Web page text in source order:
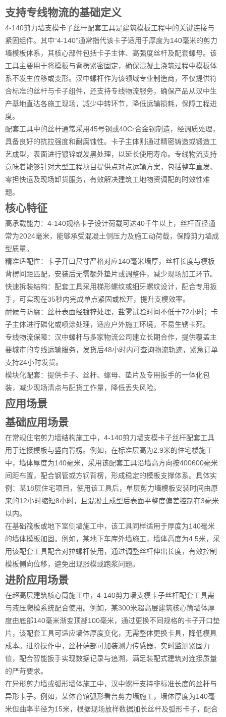
支持专线物流的基础定义
4-140剪力墙支模卡子丝杆配套工具是建筑模板工程中的关键连接与
紧固组件。其中“4-140”通常指代该卡子适用于厚度为140毫米的剪力
墙模板体系，其核心部件包括卡子主体、高强度丝杆及配套螺母。该
工具主要用于将模板与背楞紧密固定，确保混凝土浇筑过程中模板体
系不发生位移或变形。汉中螺杆作为该领域专业制造商，不仅提供符
合标准的丝杆与卡子组件，还支持专线物流服务，确保产品从汉中生
产基地直达各施工现场，减少中转环节，降低运输损耗，保障工程进
度。
配套工具中的丝杆通常采用45号钢或40Cr合金钢制造，经调质处理，
具备良好的抗拉强度和耐腐蚀性。卡子主体则通过精密铸造或锻造工
艺成型，表面进行镀锌或发黑处理，以延长使用寿命。专线物流支持
意味着能够针对大型工程项目提供点对点运输方案，包括整车直发、
零担快运及现场卸货服务，有效解决建筑工地物资调配的时效性难
题。
核心特征
高承载能力：4-140规格卡子设计荷载可达40千牛以上，丝杆直径通
常为2024毫米，能够承受混凝土侧压力及施工动荷载，保障剪力墙成
型质量。
精准适配性：卡子开口尺寸严格对应140毫米墙厚，丝杆长度与模板
背楞间距匹配，安装后无需额外垫片或调整件，减少现场加工环节。
快速拆装结构：配套工具采用梯形螺纹或细牙螺纹设计，配合专用扳
手，可实现在35秒内完成单点紧固或松开，提升支模效率。
耐候与防腐：丝杆表面经镀锌处理，盐雾试验时间不低于72小时；卡
子主体进行磷化或喷涂处理，适应户外施工环境，不易生锈卡死。
专线物流保障：汉中螺杆与多家物流公司建立长期合作，提供覆盖主
要城市的专线运输服务，发货后48小时内可查询物流轨迹，紧急订单
支持24小时发货。
模块化配套：提供卡子、丝杆、螺母、垫片及专用扳手的一体化包
装，减少现场清点与配货工作量，降低丢失风险。
应用场景
基础应用场景
在常规住宅剪力墙结构施工中，4-140剪力墙支模卡子丝杆配套工具
用于连接模板与竖向背楞。例如，在标准层高为2.9米的住宅楼施工
中，墙体厚度为140毫米，采用该配套工具沿墙高方向按400600毫米
间距布置，配合钢管或方钢背楞，形成稳定的模板支撑体系。具体实
例：某18层住宅项目，使用该工具后，单层剪力墙模板安装时间由原
来的12小时缩短8小时，且混凝土成型后表面平整度偏差控制在3毫米
以内。
在基础筏板或地下室侧墙施工中，该工具同样适用于厚度为140毫米
的墙体模板加固。例如，某地下车库外墙施工，墙体高度为4.5米，采
用该配套工具配合对拉螺杆使用，通过调整丝杆伸出长度，有效控制
模板侧向位移，避免出现涨模或跑浆问题。
进阶应用场景
在超高层建筑核心筒施工中，4-140剪力墙支模卡子丝杆配套工具需
与液压爬模系统配合使用。例如，某300米超高层建筑核心筒墙体厚
度由底部140毫米渐变顶部100毫米，通过更换不同规格的卡子开口垫
片，该配套工具可适应墙体厚度变化，无需整体更换卡具，降低模具
成本。进阶操作中，丝杆端部可加装测力传感器，实时监测紧固力
值，配合智能扳手实现数据记录与追溯，满足装配式建筑对连接质量
的严苛要求。
在异形剪力墙或弧形墙体施工中，汉中螺杆支持非标准长度的丝杆与
异形卡子。例如，某体育馆弧形看台剪力墙施工，墙体厚度为140毫
米但曲率半径为15米，根据现场放样数据加长丝杆及弧形卡子，配合